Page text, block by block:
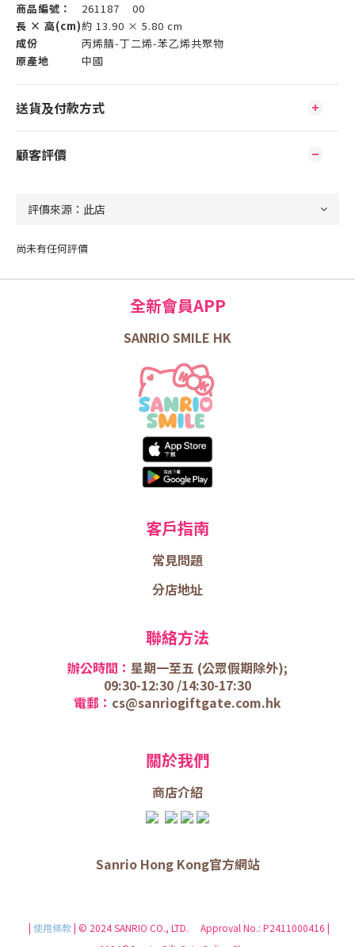
商品編號：
261187 00
長 × 高(cm)約 13.90 × 5.80 cm
成份
丙烯腈-丁二烯-苯乙烯共聚物
原產地
中國
送貨及付款方式
顧客評價
尚未有任何評價
全新會員APP
SANRIO SMILE HK
客戶指南
常見問題
分店地址
聯絡方法
辦公時間： 星期一至五 (公眾假期除外);
09:30-12:30 /14:30-17:30
電郵： cs@sanriogiftgate.com.hk
關於我們
商店介紹
Sanrio Hong Kong官方網站
| 使用條款| © 2024 SANRIO CO., LTD. Approval No.: P2411000416 |